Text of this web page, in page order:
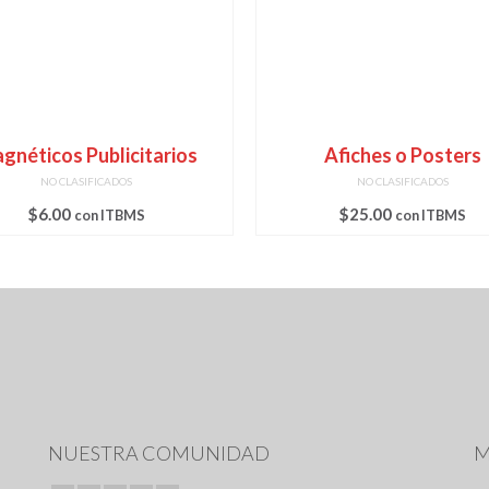
Publicitarios
NO CLASIFICADOS
$6.00 con ITBMS
Afiches o Posters
NO CLASIFICADOS
$25.00 con ITBMS
NUESTRA COMUNIDAD